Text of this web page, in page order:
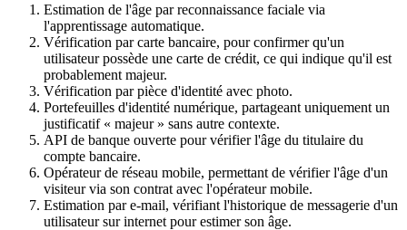
Estimation de l'âge par reconnaissance faciale via
l'apprentissage automatique.
Vérification par carte bancaire, pour confirmer qu'un
utilisateur possède une carte de crédit, ce qui indique qu'il est
probablement majeur.
Vérification par pièce d'identité avec photo.
Portefeuilles d'identité numérique, partageant uniquement un
justificatif « majeur » sans autre contexte.
API de banque ouverte pour vérifier l'âge du titulaire du
compte bancaire.
Opérateur de réseau mobile, permettant de vérifier l'âge d'un
visiteur via son contrat avec l'opérateur mobile.
Estimation par e-mail, vérifiant l'historique de messagerie d'un
utilisateur sur internet pour estimer son âge.